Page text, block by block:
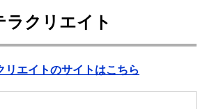
ラクリエイト
エイトのサイトはこちら